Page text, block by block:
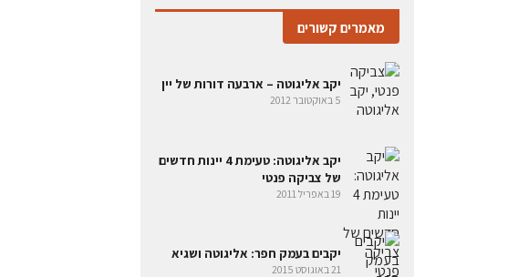
מאמרים קשורים
יקב אליגוטה – ארבעה דורות של יין
5 באוקטובר 2012
יקב אליגוטה: טעימת 4 יינות חדשים
של צביקה פנטי
19 באפריל 2011
יקבים בעמק חפר: אליגוטה ושגיא
21 באוגוסט 2015